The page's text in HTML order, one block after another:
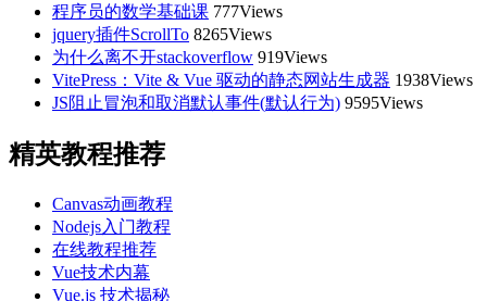
程序员的数学基础课 777Views
jquery插件ScrollTo 8265Views
为什么离不开stackoverflow 919Views
VitePress：Vite & Vue 驱动的静态网站生成器 1938Views
JS阻止冒泡和取消默认事件(默认行为) 9595Views
精英教程推荐
Canvas动画教程
Nodejs入门教程
在线教程推荐
Vue技术内幕
Vue.js 技术揭秘